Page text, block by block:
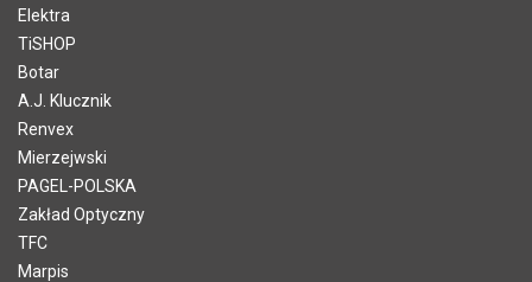
Elektra
TiSHOP
Botar
A.J. Klucznik
Renvex
Mierzejwski
PAGEL-POLSKA
Zakład Optyczny
TFC
Marpis